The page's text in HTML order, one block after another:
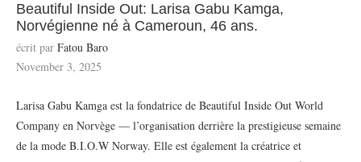
Beautiful Inside Out: Larisa Gabu Kamga,
Norvégienne né à Cameroun, 46 ans.
écrit par Fatou Baro
November 3, 2025
Larisa Gabu Kamga est la fondatrice de Beautiful Inside Out World
Company en Norvège — l’organisation derrière la prestigieuse semaine
de la mode B.I.O.W Norway. Elle est également la créatrice et